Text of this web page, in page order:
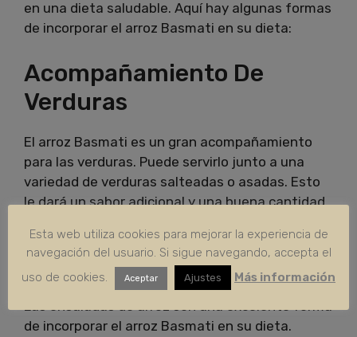
en una dieta saludable. Aquí hay algunas formas
de incorporar el arroz Basmati en su dieta:
Acompañamiento De
Verduras
El arroz Basmati es un gran acompañamiento
para las verduras. Puede servirlo junto a una
variedad de verduras salteadas o asadas. Esto
le dará un sabor adicional y una buena cantidad
Ensaladas De Arroz
Las ensaladas de arroz son una excelente forma
de incorporar el arroz Basmati en su dieta.
Esta web utiliza cookies para mejorar la experiencia de
navegación del usuario. Si sigue navegando, accepta el
uso de cookies.
Aceptar Ajustes Más información